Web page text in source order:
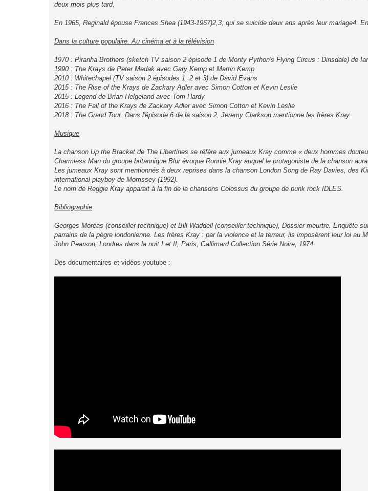
deux mois plus tard.
En 1965, Reginald épouse Frances Shea (1943-1967)2,3, qui se suicide deux ans après leur mariage4.
Dans la culture populaire. Au cinéma et à la télévision
1970 : Piranha Brothers (sketch TV saison 2 épisode 1 de Monty Python's Flying Circus : Dinsdale) de
1990 : The Krays de Peter Medak avec Gary Kemp et Martin Kemp
2010 : Whitechapel (TV saison 2 épisodes 1, 2 et 3) de David Evans
2015 : The Rise of the Krays de Zackary Adler avec Simon Cotton et Kevin Leslie
2015 : Legend de Brian Helgeland avec Tom Hardy
2016 : The Fall of the Krays de Zackary Adler avec Simon Cotton et Kevin Leslie
2018 : The Grand Tour. Dans l'épisode 6 de la saison 2, Jeremy Clarkson mentionne les frères Kray.
Musique
La chanson Up the Bracket de The Libertines se réfère aux jumeaux Kray comme « deux hommes
Charmless Man du groupe britannique Blur évoque Ronnie Kray auquel le protagoniste de la chanson
Les jumeaux Kray sont mentionnés à deux reprises dans la chanson London Song de Ray Davies, des
international playboy de Morrissey (1992).
Le nom de Reggie Kray apparait à la fin de la chansons Colossus du groupe de punk rock IDLES.
Bibliographie
Georges Moréas (conseiller technique) et Bill Waddell (conseiller technique), Dossier meurtre. Enquête
parrains de la pègre londonienne. Les frères Kray : par la violence et la terreur, ils imposèrent leur loi au
John Pearson, Londres dans la nuit I et II, Paris, Gallimard Collection Série Noire, 1974.
Des documentaires et vidéos youtube :